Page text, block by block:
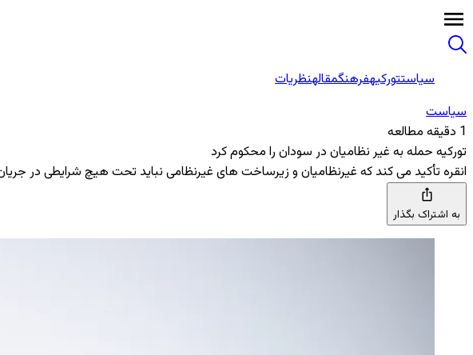
سیاستتورکیهفرهنگمقالهنظریات
سیاست
1 دقیقه مطالعه
تورکیه حمله به غیر نظامیان در سودان را محکوم کرد
انقره تأکید می ‌کند که غیرنظامیان و زیرساخت‌ های غیرنظامی نباید تحت هیچ شرایطی در
به اشتراک بگذار